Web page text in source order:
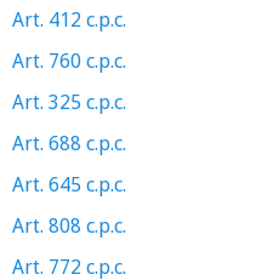
Art. 412 c.p.c.
Art. 760 c.p.c.
Art. 325 c.p.c.
Art. 688 c.p.c.
Art. 645 c.p.c.
Art. 808 c.p.c.
Art. 772 c.p.c.